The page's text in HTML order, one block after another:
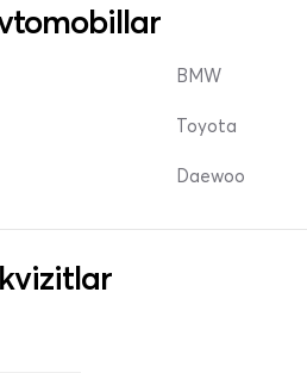
BMW
Toyota
Daewoo